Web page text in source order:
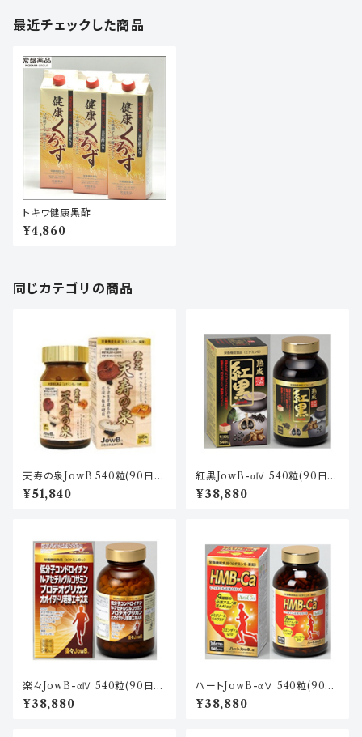
最近チェックした商品
トキワ健康黒酢
¥4,860
同じカテゴリの商品
天寿の泉JowB 540粒(90日
分)
¥51,840
紅黒JowB-αⅣ 540粒(90日
分)
¥38,880
楽々JowB-αⅣ 540粒(90日
分)
¥38,880
ハートJowB-αⅤ 540粒(90日
分)
¥38,880